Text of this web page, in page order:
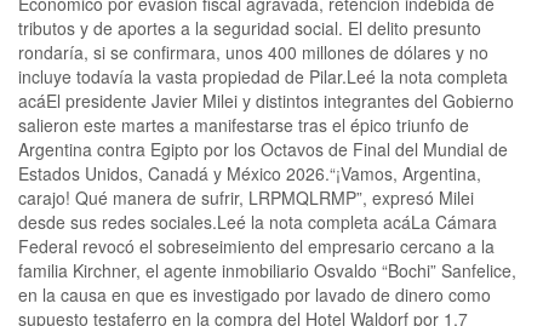
tributos y de aportes a la seguridad social. El delito presunto
rondaría, si se confirmara, unos 400 millones de dólares y no
incluye todavía la vasta propiedad de Pilar.Leé la nota completa
acáEl presidente Javier Milei y distintos integrantes del Gobierno
salieron este martes a manifestarse tras el épico triunfo de
Argentina contra Egipto por los Octavos de Final del Mundial de
Estados Unidos, Canadá y México 2026.“¡Vamos, Argentina,
carajo! Qué manera de sufrir, LRPMQLRMP”, expresó Milei
desde sus redes sociales.Leé la nota completa acáLa Cámara
Federal revocó el sobreseimiento del empresario cercano a la
familia Kirchner, el agente inmobiliario Osvaldo “Bochi” Sanfelice,
en la causa en que es investigado por lavado de dinero como
supuesto testaferro en la compra del Hotel Waldorf por 1,7